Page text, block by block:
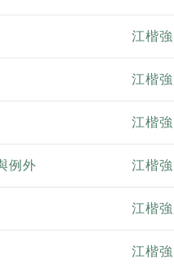
江楷強
江楷強
江楷強
例外 江楷強
江楷強
江楷強